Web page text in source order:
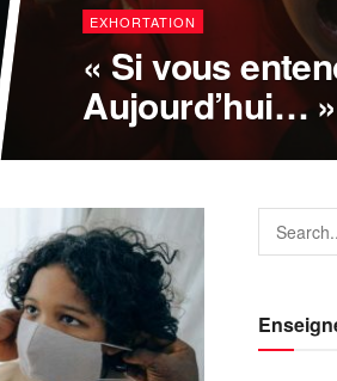
EXHORTATION
« Si vous
Aujourd’hui… »